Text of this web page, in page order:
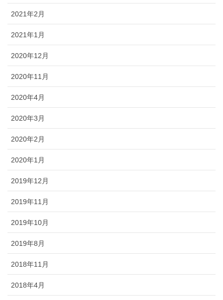
2021年2月
2021年1月
2020年12月
2020年11月
2020年4月
2020年3月
2020年2月
2020年1月
2019年12月
2019年11月
2019年10月
2019年8月
2018年11月
2018年4月